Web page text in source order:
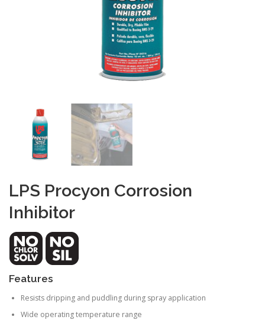
LPS Procyon Corrosion
Inhibitor
Features
Resists dripping and puddling during spray application
Wide operating temperature range